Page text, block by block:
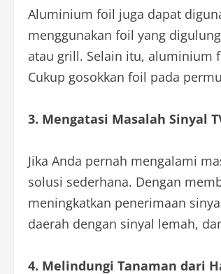
Aluminium foil juga dapat
menggunakan foil yang
atau grill. Selain itu, aluminium
Cukup gosokkan foil pada
3. Mengatasi Masalah Sinyal
Jika Anda pernah mengalami
solusi sederhana. Dengan
meningkatkan penerimaan
daerah dengan sinyal lemah,
4. Melindungi Tanaman dari